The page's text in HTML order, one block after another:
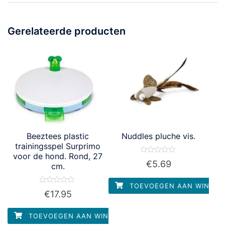
Gerelateerde producten
Beeztees plastic
trainingsspel Surprimo
voor de hond. Rond, 27
cm.
Waardering
5
€17.95
TOEVOEGEN AAN WINKELWAGEN
Nuddles pluche vis.
Waardering
5
€5.69
TOEVOEGEN AAN